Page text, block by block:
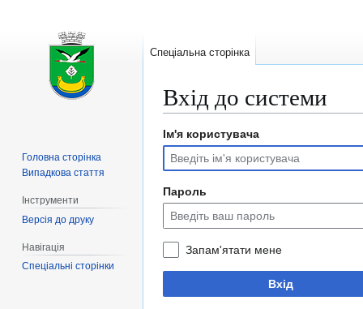
Вхід до системи
Перейти
до
навігації
Перейти
до
пошуку
Ім'я користувача
Пароль
Запам'ятати мене
Вхід
Спеціальна сторінка
Головна сторінка
Випадкова стаття
Інструменти
Версія до друку
Навігація
Спеціальні сторінки